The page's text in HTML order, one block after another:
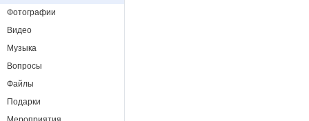
Фотографии
Видео
Музыка
Вопросы
Файлы
Подарки